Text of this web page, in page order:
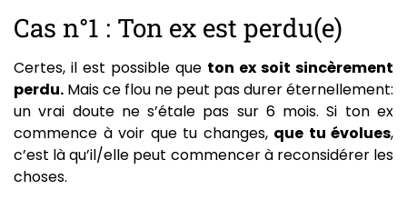
Cas n°1 : Ton ex est perdu(e)
Certes, il est possible que ton ex soit sincèrement
perdu. Mais ce flou ne peut pas durer éternellement:
un vrai doute ne s’étale pas sur 6 mois. Si ton ex
commence à voir que tu changes, que tu évolues,
c’est là qu’il/elle peut commencer à reconsidérer les
choses.